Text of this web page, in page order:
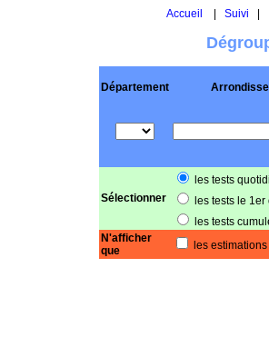
Accueil Suivi
Département
Sélectionner
les tests
les tests le
les tests
N'afficher
que
les